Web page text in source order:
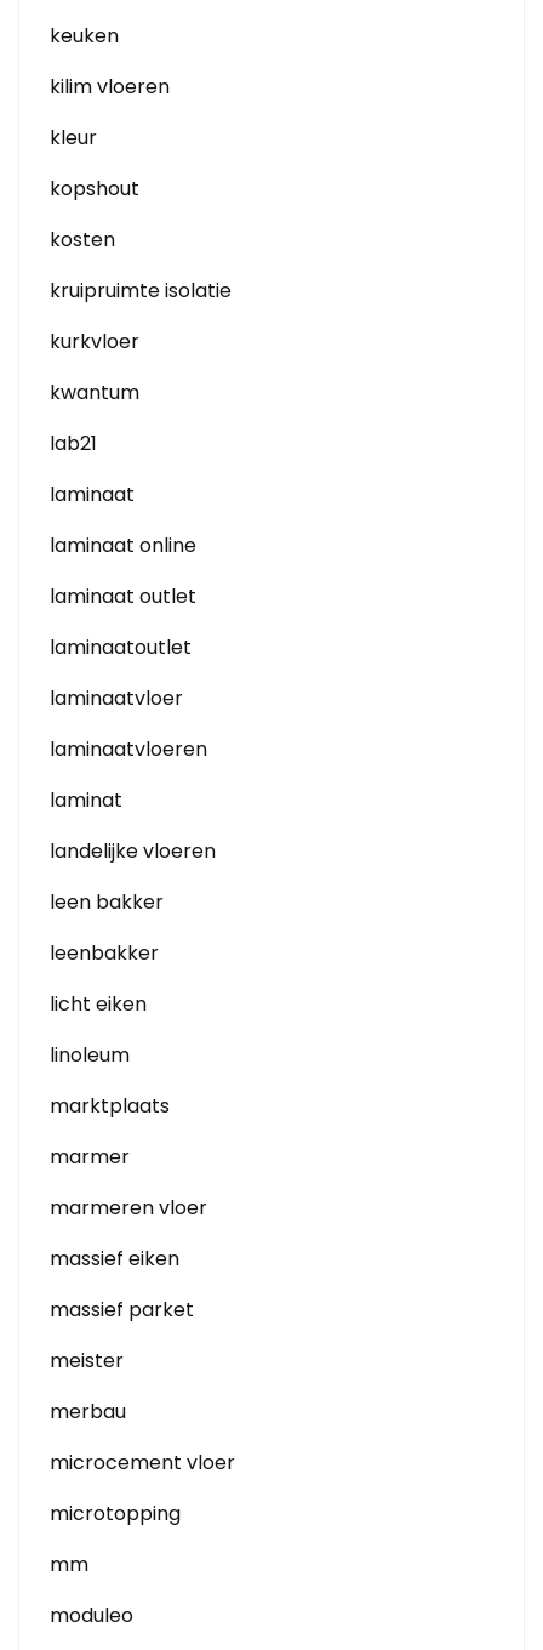
keuken
kilim vloeren
kleur
kopshout
kosten
kruipruimte isolatie
kurkvloer
kwantum
lab21
laminaat
laminaat online
laminaat outlet
laminaatoutlet
laminaatvloer
laminaatvloeren
laminat
landelijke vloeren
leen bakker
leenbakker
licht eiken
linoleum
marktplaats
marmer
marmeren vloer
massief eiken
massief parket
meister
merbau
microcement vloer
microtopping
mm
moduleo